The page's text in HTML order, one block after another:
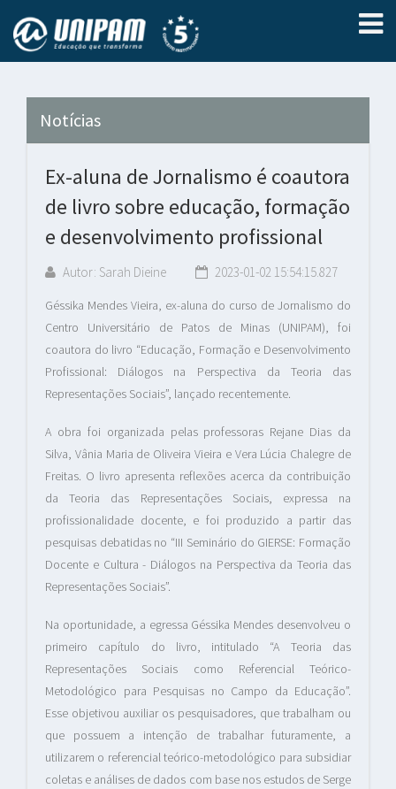
Notícias
Ex-aluna de Jornalismo é coautora
de livro sobre educação, formação
e desenvolvimento profissional
Autor: Sarah Dieine 2023-01-02 15:54:15.827
Géssika Mendes Vieira, ex-aluna do curso de Jornalismo do
Centro Universitário de Patos de Minas (UNIPAM), foi
coautora do livro “Educação, Formação e Desenvolvimento
Profissional: Diálogos na Perspectiva da Teoria das
Representações Sociais”, lançado recentemente.
A obra foi organizada pelas professoras Rejane Dias da
Silva, Vânia Maria de Oliveira Vieira e Vera Lúcia Chalegre de
Freitas. O livro apresenta reflexões acerca da contribuição
da Teoria das Representações Sociais, expressa na
profissionalidade docente, e foi produzido a partir das
pesquisas debatidas no “III Seminário do GIERSE: Formação
Docente e Cultura - Diálogos na Perspectiva da Teoria das
Representações Sociais”.
Na oportunidade, a egressa Géssika Mendes desenvolveu o
primeiro capítulo do livro, intitulado “A Teoria das
Representações Sociais como Referencial Teórico-
Metodológico para Pesquisas no Campo da Educação”.
Esse objetivou auxiliar os pesquisadores, que trabalham ou
que possuem a intenção de trabalhar futuramente, a
utilizarem o referencial teórico-metodológico para subsidiar
coletas e análises de dados com base nos estudos de Serge